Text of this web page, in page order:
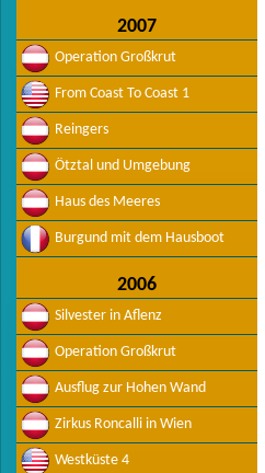
2007
Operation Großkrut
From Coast To Coast 1
Reingers
Ötztal und Umgebung
Haus des Meeres
Burgund mit dem Hausboot
2006
Silvester in Aflenz
Operation Großkrut
Ausflug zur Hohen Wand
Zirkus Roncalli in Wien
Westküste 4